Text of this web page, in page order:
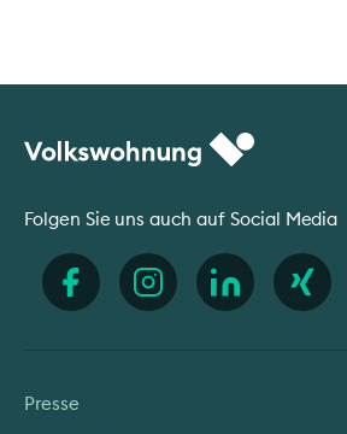
Folgen Sie uns auch auf Social Media
Presse